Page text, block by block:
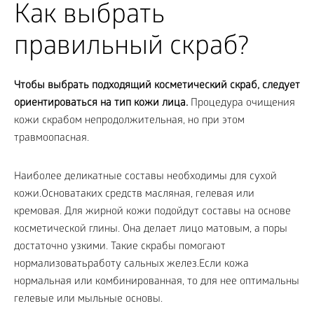
Как выбрать
правильный скраб?
Чтобы выбрать подходящий косметический скраб, следует
ориентироваться на тип кожи лица. Процедура очищения
кожи скрабом непродолжительная, но при этом
травмоопасная.
Наиболее деликатные составы необходимы для сухой
кожи.Основатаких средств масляная, гелевая или
кремовая. Для жирной кожи подойдут составы на основе
косметической глины. Она делает лицо матовым, а поры
достаточно узкими. Такие скрабы помогают
нормализоватьработу сальных желез.Если кожа
нормальная или комбинированная, то для нее оптимальны
гелевые или мыльные основы.